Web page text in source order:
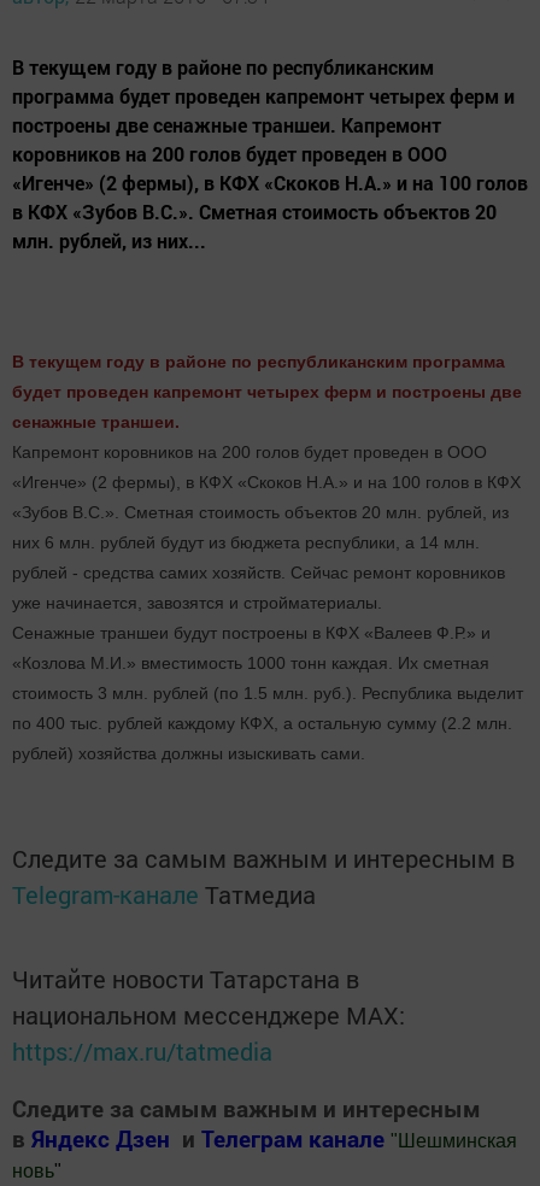
В текущем году в районе по республиканским
программа будет проведен капремонт четырех ферм и
построены две сенажные траншеи. Капремонт
коровников на 200 голов будет проведен в ООО
«Игенче» (2 фермы), в КФХ «Скоков Н.А.» и на 100 голов
в КФХ «Зубов В.С.». Сметная стоимость объектов 20
млн. рублей, из них...
В текущем году в районе по республиканским программа
будет проведен капремонт четырех ферм и построены две
сенажные траншеи.
Капремонт коровников на 200 голов будет проведен в ООО
«Игенче» (2 фермы), в КФХ «Скоков Н.А.» и на 100 голов в КФХ
«Зубов В.С.». Сметная стоимость объектов 20 млн. рублей, из
них 6 млн. рублей будут из бюджета республики, а 14 млн.
рублей - средства самих хозяйств. Сейчас ремонт коровников
уже начинается, завозятся и стройматериалы.
Сенажные траншеи будут построены в КФХ «Валеев Ф.Р.» и
«Козлова М.И.» вместимость 1000 тонн каждая. Их сметная
стоимость 3 млн. рублей (по 1.5 млн. руб.). Республика выделит
по 400 тыс. рублей каждому КФХ, а остальную сумму (2.2 млн.
рублей) хозяйства должны изыскивать сами.
Следите за самым важным и интересным в
Telegram-канале Татмедиа
Читайте новости Татарстана в
национальном мессенджере MАХ:
https://max.ru/tatmedia
Следите за самым важным и интересным
в Яндекс Дзен и Телеграм канале " Шешминская
новь"